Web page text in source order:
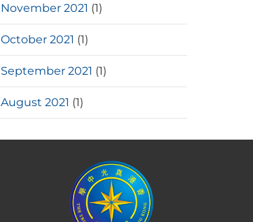
November 2021 (1)
October 2021 (1)
September 2021 (1)
August 2021 (1)